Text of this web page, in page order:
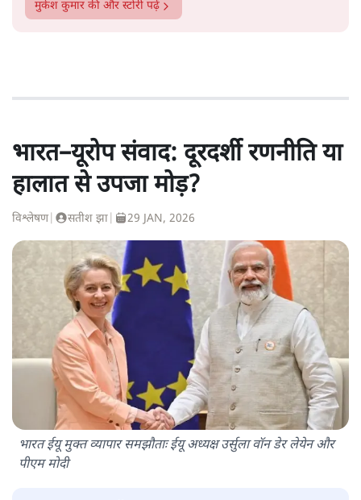
मुकेश कुमार की और स्टोरी पढ़ें
भारत–यूरोप संवाद: दूरदर्शी रणनीति या
हालात से उपजा मोड़?
विश्लेषण| सतीश झा 29 JAN, 2026
भारत ईयू मुक्त व्यापार समझौताः ईयू अध्यक्ष उर्सुला वॉन डेर लेयेन और
पीएम मोदी